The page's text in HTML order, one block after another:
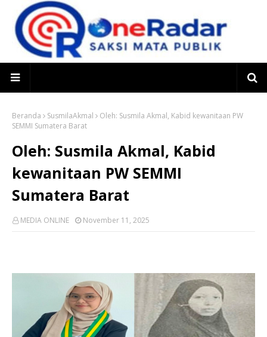
Beranda SusmilaAkmal
Oleh: Susmila Akmal, Kabid kewanitaan PW
SEMMI Sumatera Barat
Oleh: Susmila Akmal, Kabid
kewanitaan PW SEMMI
Sumatera Barat
MEDIA ONLINE November 11, 2025